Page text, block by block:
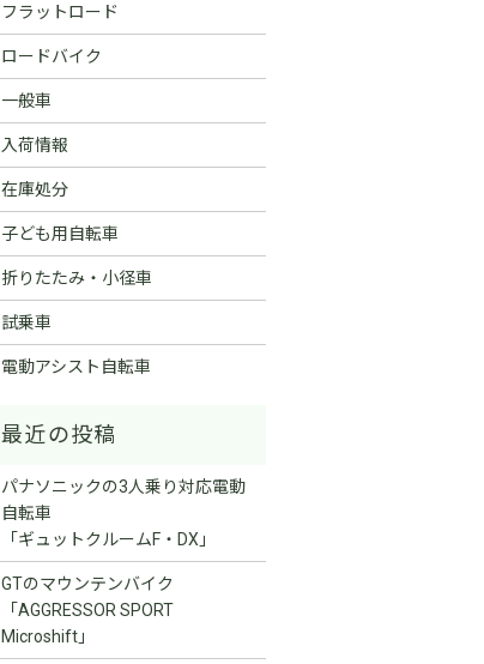
フラットロード
ロードバイク
一般車
入荷情報
在庫処分
子ども用自転車
折りたたみ・小径車
試乗車
電動アシスト自転車
パナソニックの3人乗り対応電動
自転車
「ギュットクルームF・DX」
GTのマウンテンバイク
「AGGRESSOR SPORT
Microshift」